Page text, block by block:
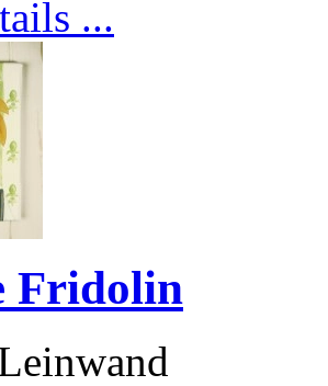
...
Fridolin